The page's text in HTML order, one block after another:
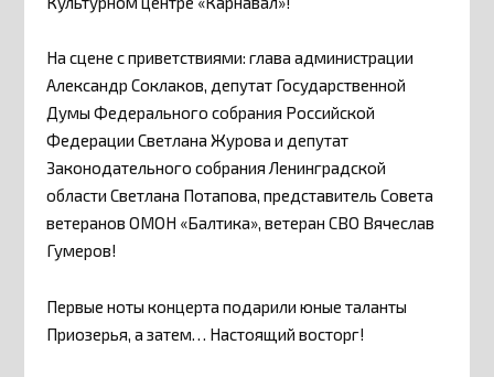
На сцене с приветствиями: глава администрации
Александр Соклаков, депутат Государственной
Думы Федерального собрания Российской
Федерации Светлана Журова и депутат
Законодательного собрания Ленинградской
области Светлана Потапова, представитель Совета
ветеранов ОМОН «Балтика», ветеран СВО Вячеслав
Гумеров!
Первые ноты концерта подарили юные таланты
Приозерья, а затем… Настоящий восторг!